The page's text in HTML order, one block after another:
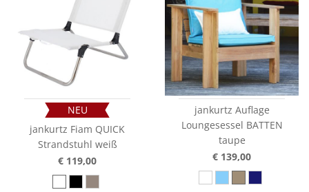
NEU
jankurtz Fiam QUICK
Strandstuhl weiß
€ 119,00
jankurtz Auflage
Loungesessel BATTEN
taupe
€ 139,00